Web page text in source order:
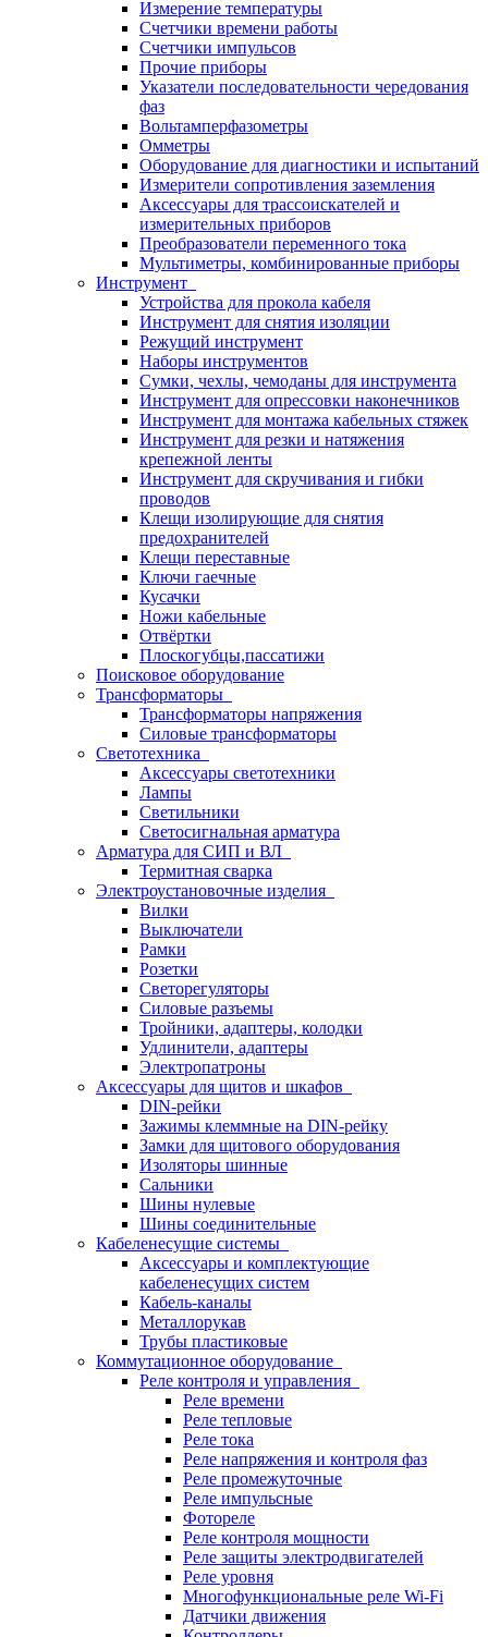
Измерение температуры
Счетчики времени работы
Счетчики импульсов
Прочие приборы
Указатели последовательности чередования
фаз
Вольтамперфазометры
Омметры
Оборудование для диагностики и испытаний
Измерители сопротивления заземления
Аксессуары для трассоискателей и
измерительных приборов
Преобразователи переменного тока
Мультиметры, комбинированные приборы
Инструмент
Устройства для прокола кабеля
Инструмент для снятия изоляции
Режущий инструмент
Наборы инструментов
Сумки, чехлы, чемоданы для инструмента
Инструмент для опрессовки наконечников
Инструмент для монтажа кабельных стяжек
Инструмент для резки и натяжения
крепежной ленты
Инструмент для скручивания и гибки
проводов
Клещи изолирующие для снятия
предохранителей
Клещи переставные
Ключи гаечные
Кусачки
Ножи кабельные
Отвёртки
Плоскогубцы,пассатижи
Поисковое оборудование
Трансформаторы
Трансформаторы напряжения
Силовые трансформаторы
Светотехника
Аксессуары светотехники
Лампы
Светильники
Светосигнальная арматура
Арматура для СИП и ВЛ
Термитная сварка
Электроустановочные изделия
Вилки
Выключатели
Рамки
Розетки
Светорегуляторы
Силовые разъемы
Тройники, адаптеры, колодки
Удлинители, адаптеры
Электропатроны
Аксессуары для щитов и шкафов
DIN-рейки
Зажимы клеммные на DIN-рейку
Замки для щитового оборудования
Изоляторы шинные
Сальники
Шины нулевые
Шины соединительные
Кабеленесущие системы
Аксессуары и комплектующие
кабеленесущих систем
Кабель-каналы
Металлорукав
Трубы пластиковые
Коммутационное оборудование
Реле контроля и управления
Реле времени
Реле тепловые
Реле тока
Реле напряжения и контроля фаз
Реле промежуточные
Реле импульсные
Фотореле
Реле контроля мощности
Реле защиты электродвигателей
Реле уровня
Многофункциональные реле Wi-Fi
Датчики движения